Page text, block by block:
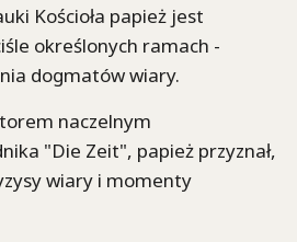
Kościoła papież jest
określonych ramach -
dogmatów wiary.
naczelnym
"Die Zeit", papież przyznał,
wiary i momenty